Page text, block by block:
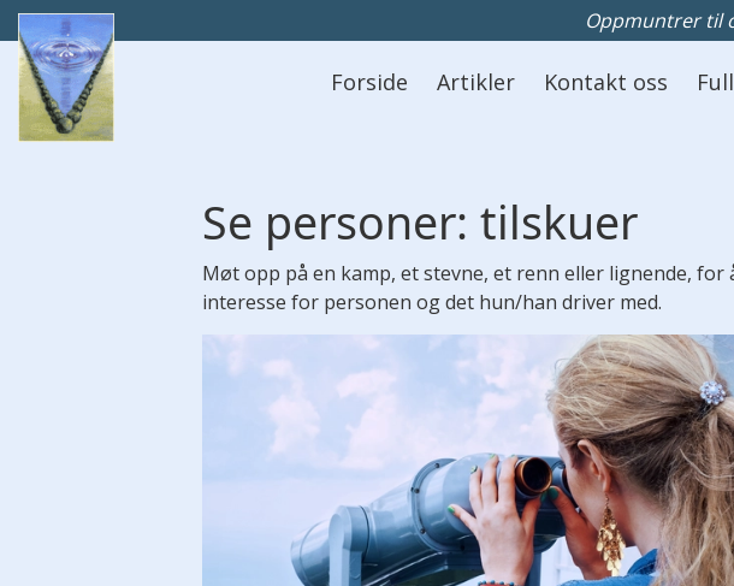
Oppmuntrer til
HovedmenyForside Artikler Kontakt oss
Se personer: tilskuer
Møt opp på en kamp, et stevne, et renn eller lignende, for
interesse for personen og det hun/han driver med.